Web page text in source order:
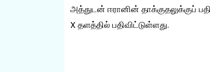
அத்துடன் ஈரானின் தாக்குதலுக்குப்
X தளத்தில் பதிவிட்டுள்ளது.